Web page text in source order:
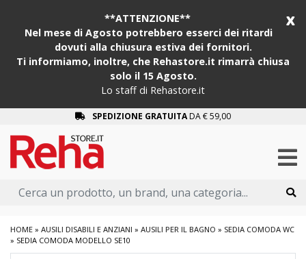
x
**ATTENZIONE**
Nel mese di Agosto potrebbero esserci dei ritardi
dovuti alla chiusura estiva dei fornitori.
Ti informiamo, inoltre, che Rehastore.it rimarrà chiusa
solo il 15 Agosto.
Lo staff di Rehastore.it
SPEDIZIONE GRATUITADA € 59,00
HOME » AUSILI DISABILI E ANZIANI » AUSILI PER IL BAGNO » SEDIA COMODA WC
» SEDIA COMODA MODELLO SE10